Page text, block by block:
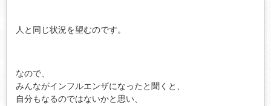
人と同じ状況を望むのです。
なので、
みんながインフルエンザになったと聞くと、
自分もなるのではないかと思い、